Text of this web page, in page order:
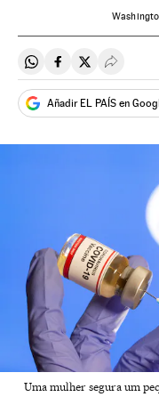
Compartir en
Compartir en
Compartir
Añadir EL PAÍS en
Uma mulher segura um